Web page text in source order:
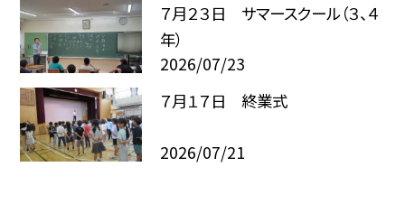
７月２３日 サマースクール（３、４
年）
2026/07/23
７月１７日 終業式
2026/07/21